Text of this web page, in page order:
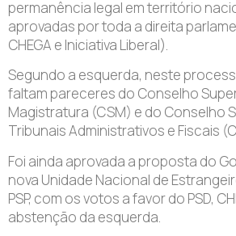
permanência legal em território
aprovadas por toda a direita
CHEGA e Iniciativa Liberal).
Segundo a esquerda, neste
faltam pareceres do Conselho
Magistratura (CSM) e do Conselho
Tribunais Administrativos e Fiscais
Foi ainda aprovada a proposta do
nova Unidade Nacional de
PSP, com os votos a favor do PSD,
abstenção da esquerda.